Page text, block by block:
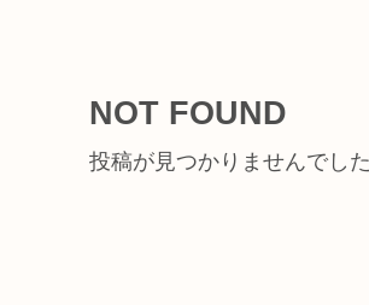
NOT FOUND
投稿が見つかりませんでした